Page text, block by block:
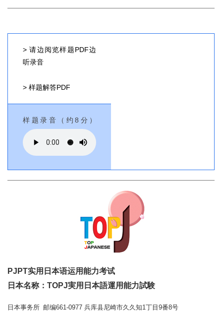
> 请边阅览样题PDF边
听录音
> 样题解答PDF
样题录音（约8分）
PJPT实用日本语运用能力考试
日本名称：TOPJ実用日本語運用能力試験
日本事务所 邮编661-0977 兵库县尼崎市久久知1丁目9番8号